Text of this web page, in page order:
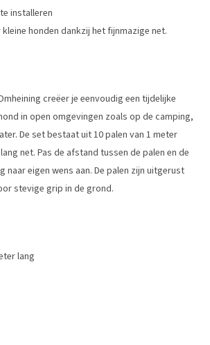
installeren
honden dankzij het fijnmazige net.
creëer je eenvoudig een tijdelijke
in open omgevingen zoals op de camping,
De set bestaat uit 10 palen van 1 meter
net. Pas de afstand tussen de palen en de
naar eigen wens aan. De palen zijn uitgerust
stevige grip in de grond.
lang